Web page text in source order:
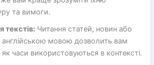
та вимоги.
текстів: Читання статей, новин або
мовою дозволить вам
часи використовуються в контексті.